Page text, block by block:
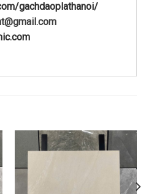
gachdaoplathanoi/